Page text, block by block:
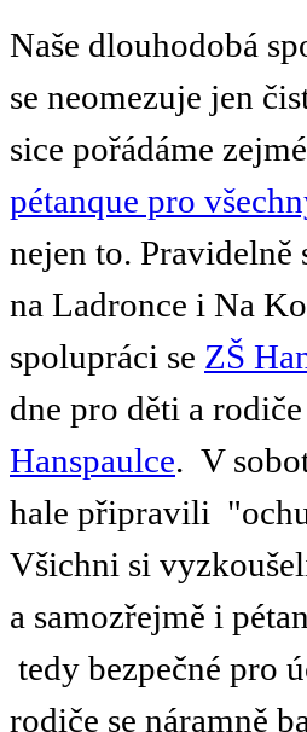
Naše dlouhodobá
se neomezuje jen
sice pořádáme
pétanque pro
nejen to. Pravidelně
na Ladronce i Na
spolupráci se ZŠ
dne pro děti a
Hanspaulce. V
hale připravili
Všichni si
a samozřejmě i
tedy bezpečné pro
rodiče se náramně